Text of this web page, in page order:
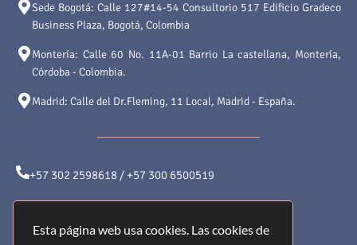
Esta página web usa cookies. Las cookies de
Sede Bogotá: Calle 127#14-54 Consultorio 517 Edificio Gradeco
Business Plaza, Bogotá, Colombia
Montería: Calle 60 No. 11A-01 Barrio La castellana, Montería,
Córdoba - Colombia.
Madrid: Calle del Dr.Fleming, 11 Local, Madrid - España.
+57 302 2598618 / +57 300 6500519